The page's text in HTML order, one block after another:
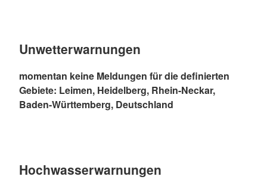
Unwetterwarnungen
momentan keine Meldungen für die definierten
Gebiete: Leimen, Heidelberg, Rhein-Neckar,
Baden-Württemberg, Deutschland
Hochwasserwarnungen